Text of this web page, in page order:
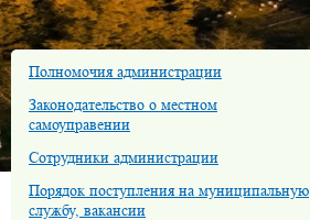
Полномочия администрации
Законодательство о местном
самоуправении
Сотрудники администрации
Порядок поступления на муниципальную
службу, вакансии